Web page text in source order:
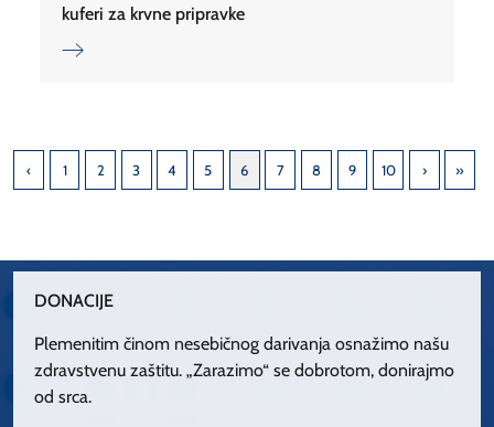
kuferi za krvne pripravke
1 2 3 4 5 6 7 8 9 10
DONACIJE
Plemenitim činom nesebičnog darivanja osnažimo našu
zdravstvenu zaštitu. „Zarazimo“ se dobrotom, donirajmo
od srca.